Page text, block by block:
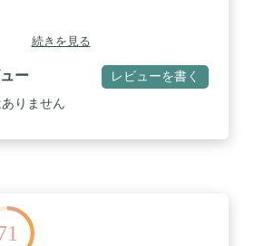
続きを見る
ー レビューを書く
りません